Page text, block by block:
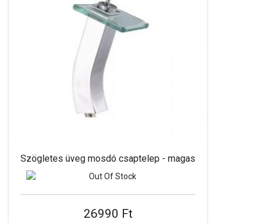
Szögletes üveg mosdó csaptelep - magas
26990 Ft